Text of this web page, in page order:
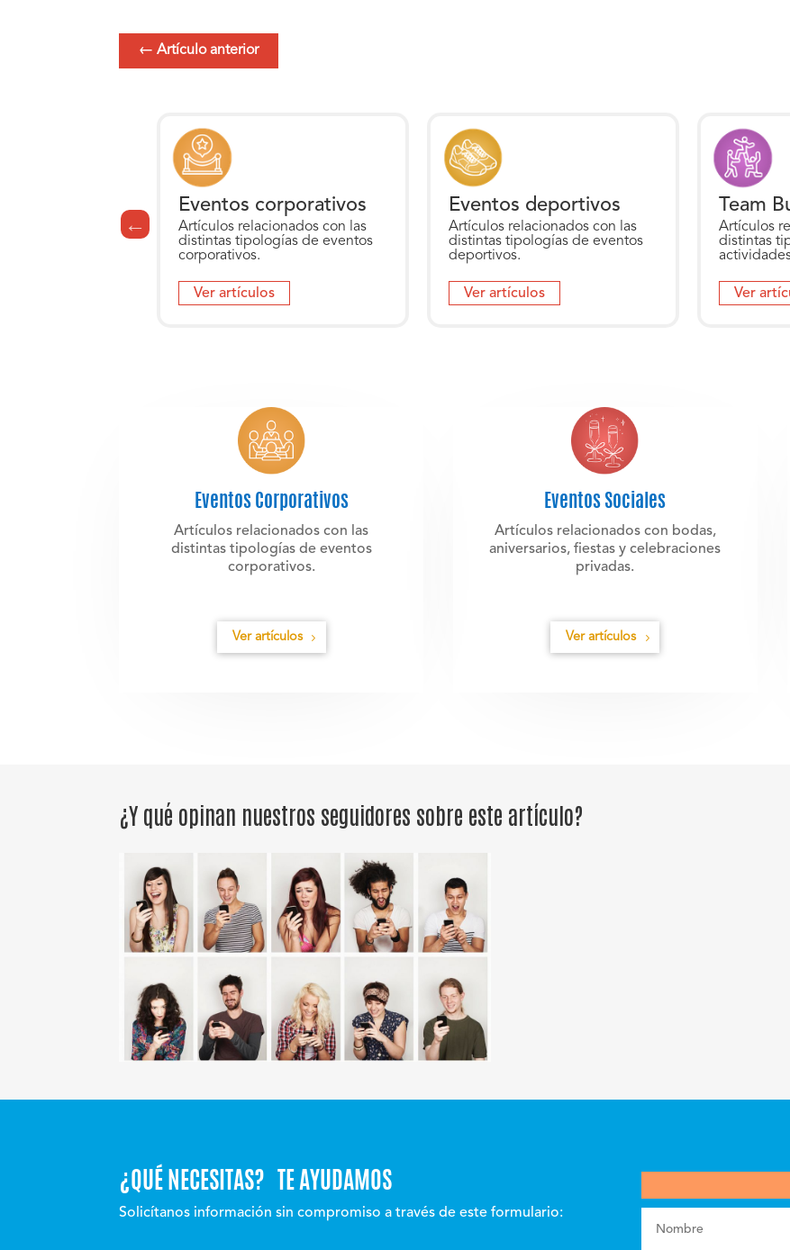
← Artículo anterior
Eventos corporativos
Artículos relacionados con las
distintas tipologías de eventos
corporativos.
Ver artículos
Eventos deportivos
Artículos relacionados con las
distintas tipologías de eventos
deportivos.
Ver artículos
Team
Artículos
distintas
Ver
Eventos Corporativos
Artículos relacionados con las
distintas tipologías de eventos
corporativos.
Ver artículos
Eventos Sociales
Artículos relacionados con bodas,
aniversarios, fiestas y celebraciones
privadas.
Ver artículos
¿Y qué opinan nuestros seguidores sobre este artículo?
¿QUÉ NECESITAS? TE AYUDAMOS
Solicítanos información sin compromiso a través de este formulario: